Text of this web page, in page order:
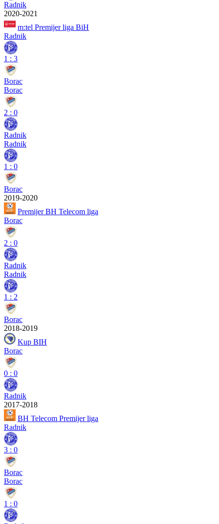
Radnik
2020-2021
m:tel Premijer liga BiH
Radnik
1 : 3
Borac
Borac
2 : 0
Radnik
Radnik
1 : 0
Borac
2019-2020
Premijer BH Telecom liga
Borac
2 : 0
Radnik
Radnik
1 : 2
Borac
2018-2019
Kup BIH
Borac
0 : 0
Radnik
2017-2018
BH Telecom Premijer liga
Radnik
3 : 0
Borac
Borac
1 : 0